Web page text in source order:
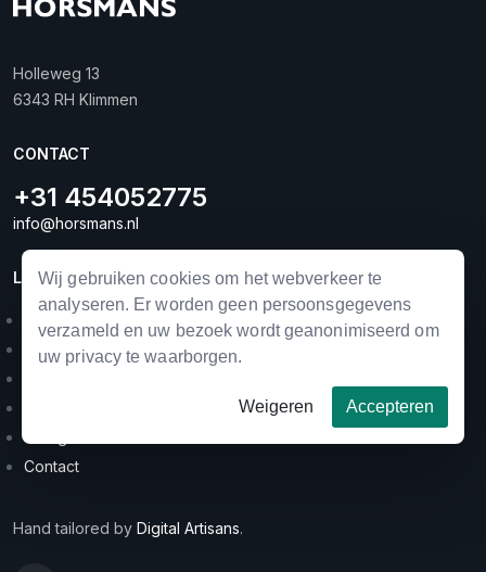
Wij gebruiken cookies om het webverkeer te
analyseren. Er worden geen persoonsgegevens
verzameld en uw bezoek wordt geanonimiseerd om
uw privacy te waarborgen.
Weigeren Accepteren
Holleweg 13
6343 RH Klimmen
CONTACT
+31 454052775
info@horsmans.nl
LINKS
Landbouwmechanisatie
Horse equipment
Categorieën
Contact
Hand tailored by Digital Artisans.